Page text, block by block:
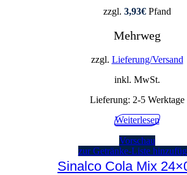
zzgl. 3,93€Pfand
Mehrweg
zzgl. Lieferung/Versand
inkl. MwSt.
Lieferung: 2-5 Werktage
Weiterlesen
Vorschau
zur Getränke-Liste
Sinalco Cola Mix